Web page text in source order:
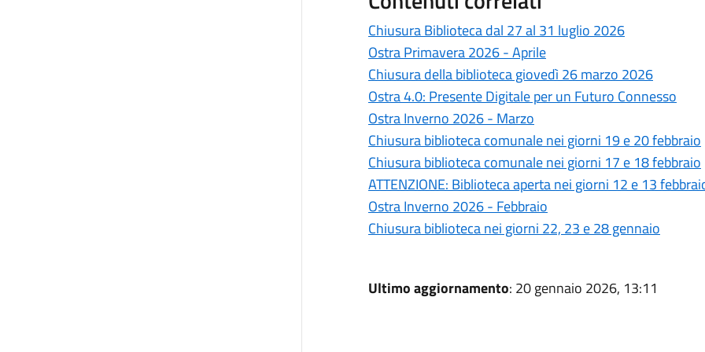
Chiusura Biblioteca dal 27 al 31 luglio 2026
Ostra Primavera 2026 - Aprile
Chiusura della biblioteca giovedì 26 marzo 2026
Ostra 4.0: Presente Digitale per un Futuro Connesso
Ostra Inverno 2026 - Marzo
Chiusura biblioteca comunale nei giorni 19 e 20 febbraio
Chiusura biblioteca comunale nei giorni 17 e 18 febbraio
ATTENZIONE: Biblioteca aperta nei giorni 12 e 13
Ostra Inverno 2026 - Febbraio
Chiusura biblioteca nei giorni 22, 23 e 28 gennaio
Ultimo aggiornamento: 20 gennaio 2026, 13:11